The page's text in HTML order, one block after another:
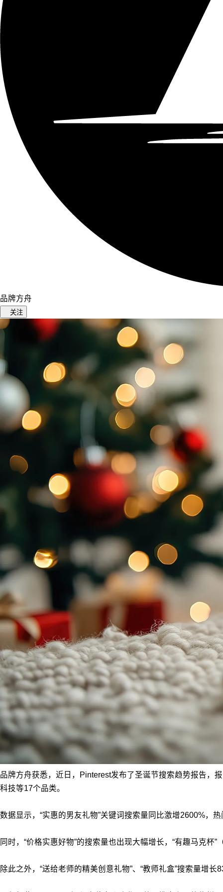
品牌方舟
关注
品牌方舟获悉，近日，Pinterest发布了圣诞节搜索趋势报告，
科技等17个品类。
数据显示，“实惠的男友礼物”关键词搜索量同比激增2600%，热
同时，“价格实惠好物”的搜索量也出现大幅增长，“有趣马克杯
除此之外，“送给老师的精美创意礼物”、“教师礼盒”搜索量增